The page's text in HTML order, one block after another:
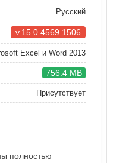
Русский
v.15.0.4569.1506
Excel и Word 2013
756.4 MB
Присутствует
полностью